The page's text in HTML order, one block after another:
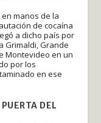
manos de la
de cocaína
a dicho país por
Grimaldi, Grande
Montevideo en un
por los
en ese
DEL